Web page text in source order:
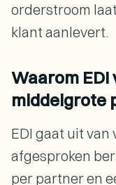
orderstroom
klant aanlevert.
Waarom
middelgrote
EDI gaat uit van
afgesproken
per partner en